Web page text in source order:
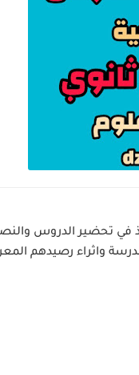
في تحضير الدروس
واثراء رصيدهم